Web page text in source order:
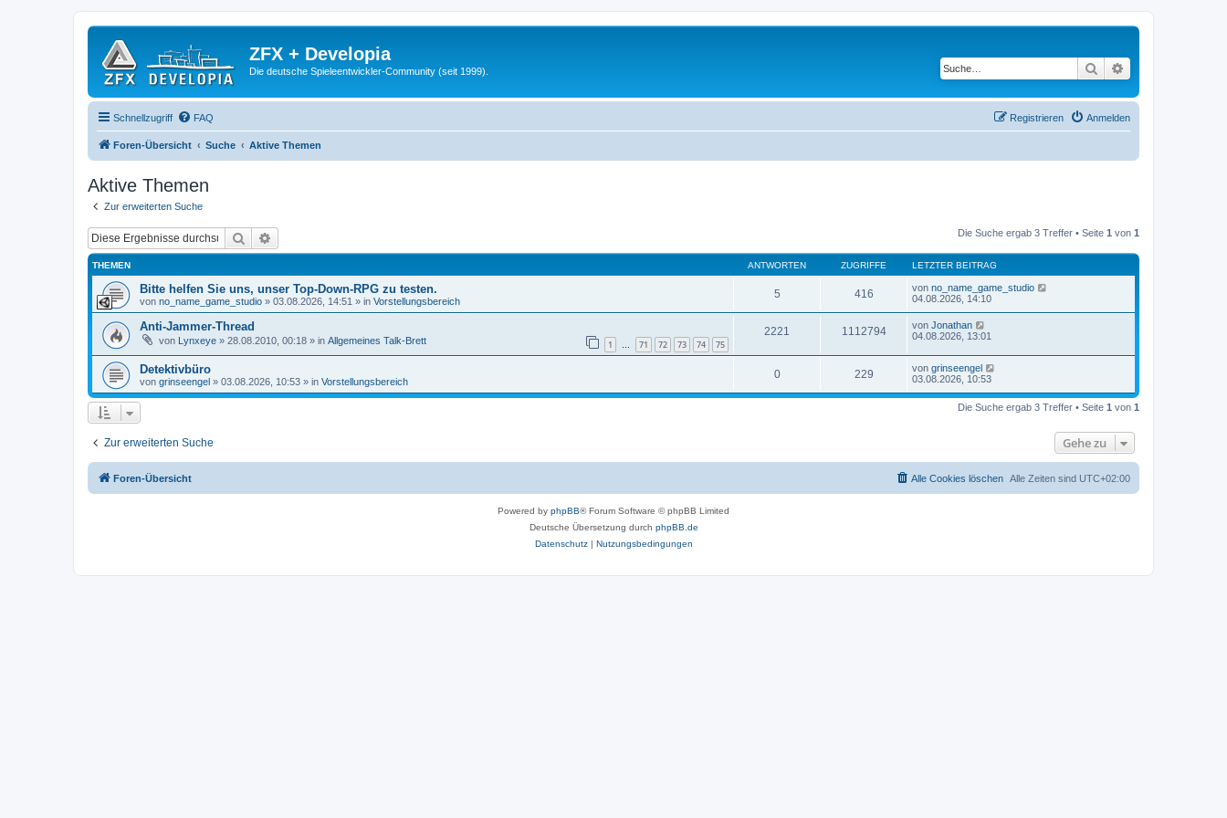
ZFX + Developia
Die deutsche Spieleentwickler-Community (seit 1999). Suche
Schnellzugriff FAQ Anmelden
Registrieren
Foren-Übersicht Suche Aktive Themen
Aktive Themen
Zur erweiterten Suche
Suche Die Suche ergab 3 Treffer • Seite 1 von 1
THEMEN ANTWORTEN ZUGRIFFE LETZTER BEITRAG
Bitte helfen Sie uns, unser Top-Down-RPG zu testen.
von no_name_game_studio » 03.08.2026, 14:51 » in Vorstellungsbereich
5 416 von no_name_game_studio
04.08.2026, 14:10
Anti-Jammer-Thread
von Lynxeye » 28.08.2010, 00:18 » in Allgemeines Talk-Brett 1 … 71 72 73 74 75
2221 1112794 von Jonathan
04.08.2026, 13:01
Detektivbüro
von grinseengel » 03.08.2026, 10:53 » in Vorstellungsbereich
0 229 von grinseengel
03.08.2026, 10:53
Die Suche ergab 3 Treffer • Seite 1 von 1
Zur erweiterten Suche Gehe zu
Foren-Übersicht Alle Zeiten sind UTC+02:00
Alle Cookies löschen
Powered by phpBB® Forum Software © phpBB Limited
Deutsche Übersetzung durch phpBB.de
Datenschutz| Nutzungsbedingungen